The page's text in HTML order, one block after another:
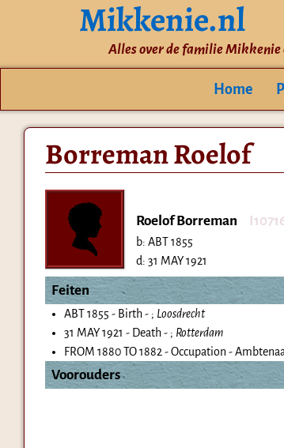
Mikkenie.nl
Alles over de familie
Home
Borreman Roelof
Roelof Borreman
b: ABT 1855
d: 31 MAY 1921
Feiten
ABT 1855 - Birth - ; Loosdrecht
31 MAY 1921 - Death - ; Rotterdam
FROM 1880 TO 1882 - Occupation -
Voorouders